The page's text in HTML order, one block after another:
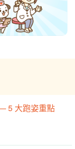
5 大跑姿重點